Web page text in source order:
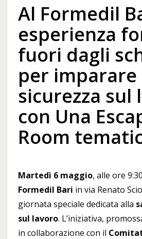
Al Formedil
esperienza
fuori dagli
per imparare
sicurezza sul
con Una
Room
Martedì 6 maggio, alle ore
Formedil Bari in via Renato
giornata speciale dedicata alla
sul lavoro. L’iniziativa,
in collaborazione con il